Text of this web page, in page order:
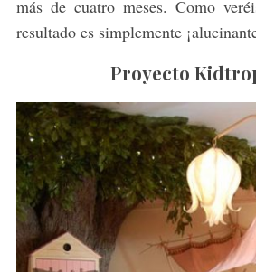
más de cuatro meses. Como
resultado es simplemente
Proyecto